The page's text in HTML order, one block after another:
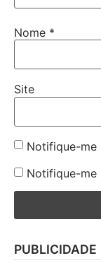
Nome *
Site
Notifique-me
Notifique-me
PUBLICIDADE